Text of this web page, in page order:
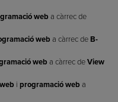
web a càrrec de
web a càrrec de B-
web a càrrec deView
i programació web a